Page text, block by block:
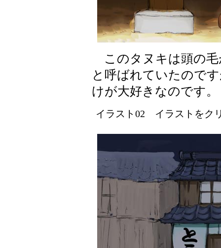
このタヌキは頭の毛
と呼ばれていたので
けが大好きなのです。
イラスト02 イラストをク